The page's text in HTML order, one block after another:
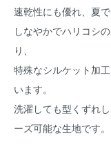
速乾性にも優れ、夏
しなやかでハリコシ
り、
特殊なシルケット加
います。
洗濯しても型くずれ
ーズ可能な生地です。